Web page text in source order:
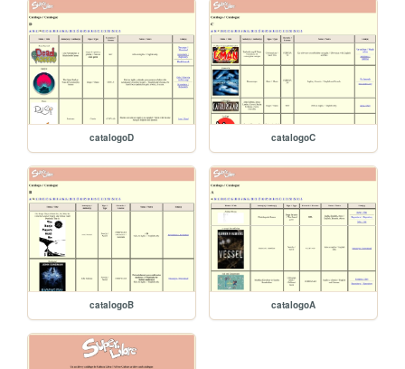
catalogoD catalogoC
catalogoB catalogoA